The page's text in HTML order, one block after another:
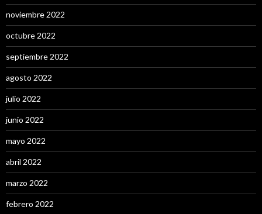
noviembre 2022
octubre 2022
septiembre 2022
agosto 2022
julio 2022
junio 2022
mayo 2022
abril 2022
marzo 2022
febrero 2022